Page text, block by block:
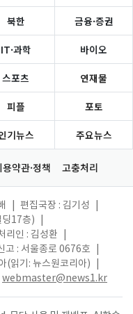
북한 금융·증권
IT·과학 바이오
스포츠 연재물
피플 포토
기뉴스 주요뉴스
용약관·정책 고충처리
편집국장 : 김기성
딩17층)
리인 : 김성환
고 : 서울종로 0676호
(읽기: 뉴스원코리아)
webmaster@news1.kr